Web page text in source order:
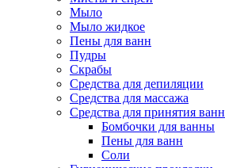
Мыло
Мыло жидкое
Пены для ванн
Пудры
Скрабы
Средства для депиляции
Средства для массажа
Средства для принятия ванн
Бомбочки для ванны
Пены для ванн
Соли